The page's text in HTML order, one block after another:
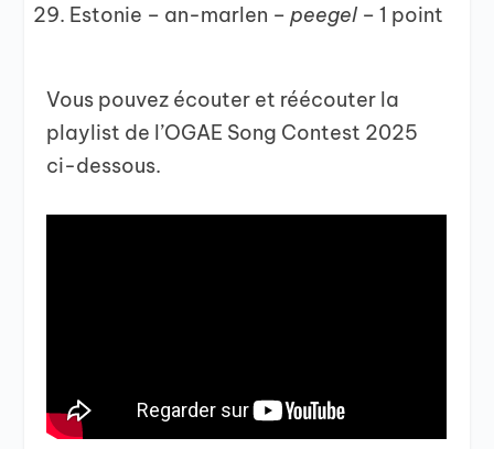
Estonie – an-marlen – peegel – 1 point
Vous pouvez écouter et réécouter la
playlist de l’OGAE Song Contest 2025
ci-dessous.